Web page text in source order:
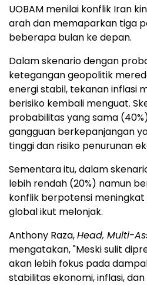
UOBAM menilai konflik Iran
arah dan memaparkan tiga
beberapa bulan ke depan.
Dalam skenario dengan
ketegangan geopolitik
energi stabil, tekanan inflasi
berisiko kembali menguat.
probabilitas yang sama
gangguan berkepanjangan
tinggi dan risiko penurunan
Sementara itu, dalam
lebih rendah (20%) namun
konflik berpotensi meningkat
global ikut melonjak.
Anthony Raza,Head, Multi-
mengatakan, "Meski sulit
akan lebih fokus pada
stabilitas ekonomi, inflasi,